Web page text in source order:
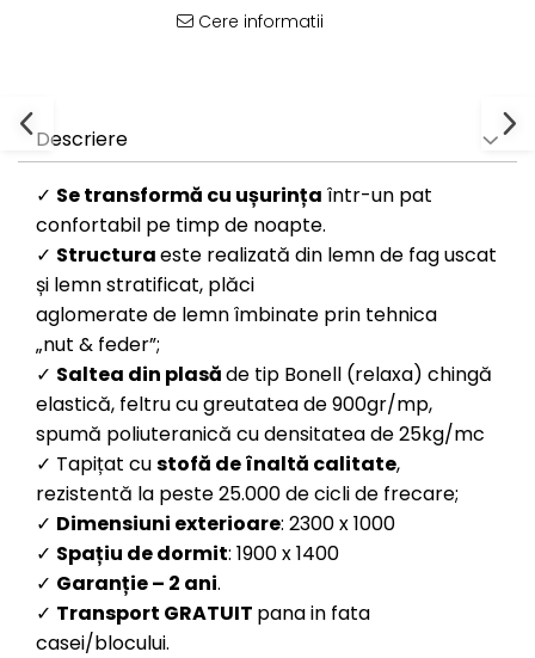
Cere informatii
Descriere
✓ Se transformă cu ușurința într-un pat
confortabil pe timp de noapte.
✓ Structuraeste realizată din lemn de fag uscat
și lemn stratificat, plăci
aglomerate de lemn îmbinate prin tehnica
„nut & feder”;
✓ Saltea din plasăde tip Bonell (relaxa) chingă
elastică, feltru cu greutatea de 900gr/mp,
spumă poliuteranică cu densitatea de 25kg/mc
✓ Tapițat custofă de înaltă calitate,
rezistentă la peste 25.000 de cicli de frecare;
✓ Dimensiuni exterioare: 2300 x 1000
✓ Spațiu de dormit: 1900 x 1400
✓ Garanție– 2 ani.
✓ Transport GRATUIT pana in fata
casei/blocului.